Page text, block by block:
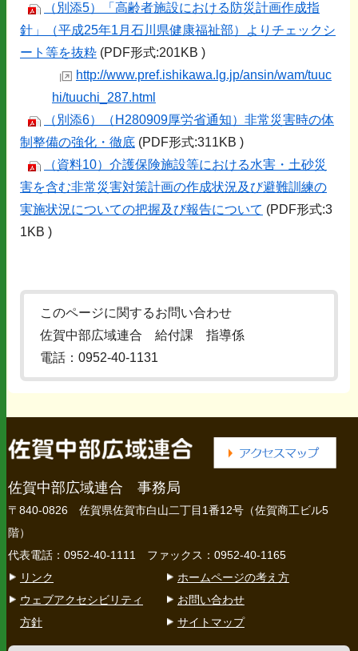
（別添5）「高齢者施設における防災計画作成指
針」（平成25年1月石川県健康福祉部）よりチェックシ
ート等を抜粋 (PDF形式:201KB )
http://www.pref.ishikawa.lg.jp/ansin/wam/tuuc
hi/tuuchi_287.html
（別添6）（H280909厚労省通知）非常災害時の体
制整備の強化・徹底 (PDF形式:311KB )
（資料10）介護保険施設等における水害・土砂災
害を含む非常災害対策計画の作成状況及び避難訓練の
実施状況についての把握及び報告について (PDF形式:3
1KB )
このページに関するお問い合わせ
佐賀中部広域連合 給付課 指導係
電話：0952-40-1131
佐賀中部広域連合 事務局
〒840-0826 佐賀県佐賀市白山二丁目1番12号（佐賀商工ビル5
階）
代表電話：0952-40-1111 ファックス：0952-40-1165
リンク
ホームページの考え方
ウェブアクセシビリティ
方針
お問い合わせ
サイトマップ